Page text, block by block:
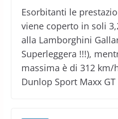
Esorbitanti le
viene coperto in soli
alla Lamborghini
Superleggera !!!),
massima è di 312 km/
Dunlop Sport Maxx GT